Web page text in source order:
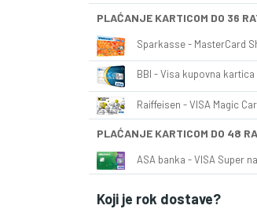
PLAĆANJE KARTICOM DO 36
Sparkasse - MasterCard
BBI - Visa kupovna kartica
Raiffeisen - VISA Magic
PLAĆANJE KARTICOM DO 48
ASA banka - VISA Super
Koji je rok dostave?